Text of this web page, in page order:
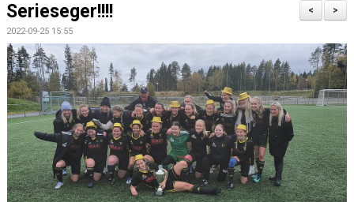
MATCHER
RÅD OCH VÅRD FÖR IDROTTSSKADOR - FÖRSÄKRING
LÄNKAR
KONTAKT
>
<
Serieseger!!!!
2022-09-25 15:55